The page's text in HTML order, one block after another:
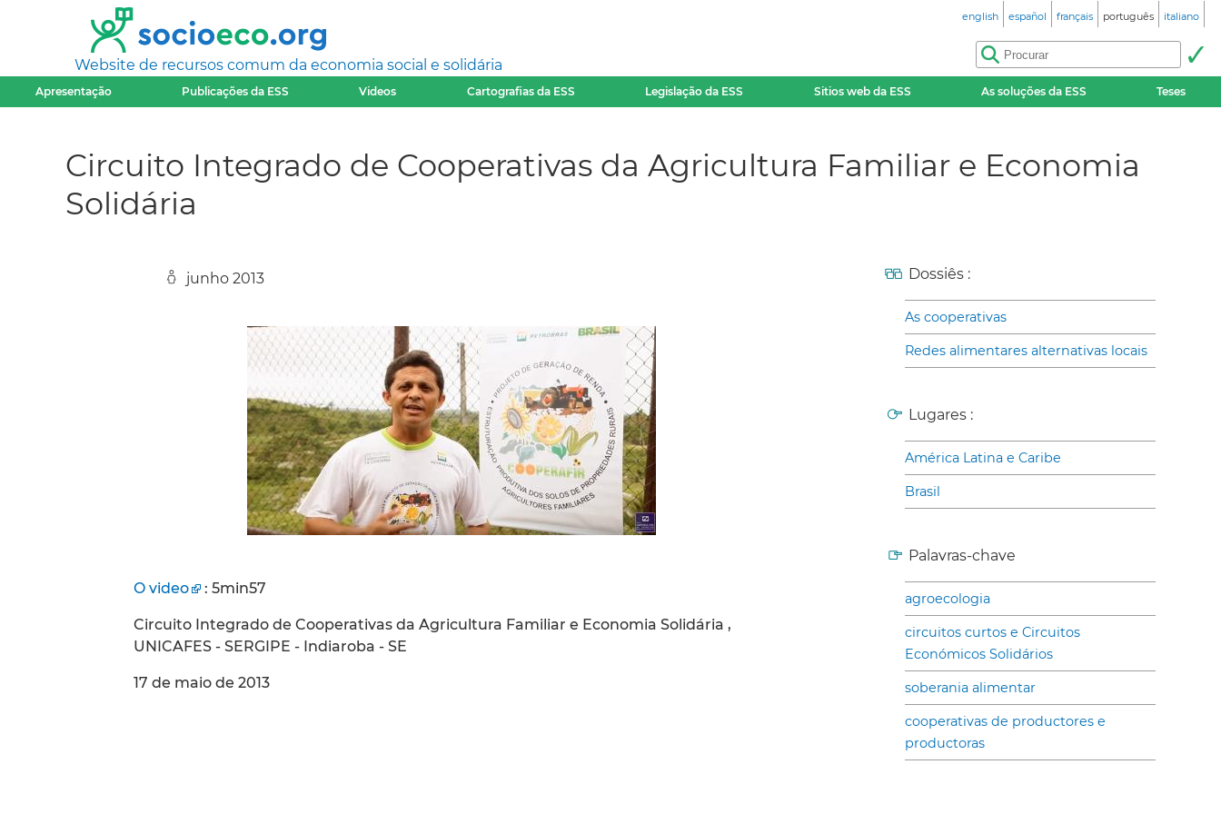
Website de recursos comum da economia social e solidária
english español français português italiano
Apresentação Publicações da ESS Videos Cartografias da ESS Legislação da ESS Sitios web da ESS As soluções da ESS Teses
Circuito Integrado de Cooperativas da Agricultura Familiar e Economia
Solidária
junho 2013
O video : 5min57
Circuito Integrado de Cooperativas da Agricultura Familiar e Economia Solidária ,
UNICAFES - SERGIPE - Indiaroba - SE
17 de maio de 2013
Dossiês :
As cooperativas
Redes alimentares alternativas locais
Lugares :
América Latina e Caribe
Brasil
Palavras-chave
agroecologia
circuitos curtos e Circuitos
Económicos Solidários
soberania alimentar
cooperativas de productores e
productoras